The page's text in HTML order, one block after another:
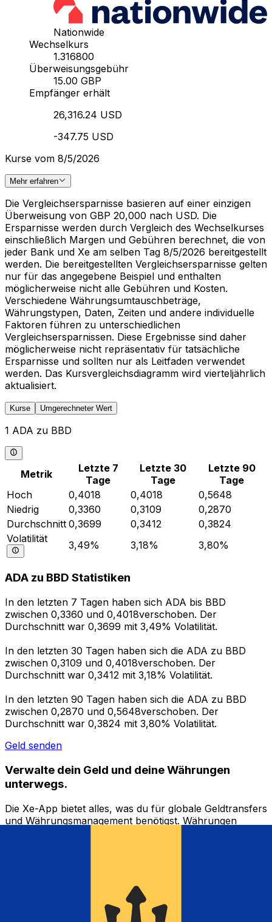
Nationwide
Wechselkurs
1.316800
Überweisungsgebühr
15.00 GBP
Empfänger erhält
26,316.24 USD
-347.75 USD
Kurse vom 8/5/2026
Mehr erfahren
Die Vergleichsersparnisse basieren auf einer einzigen
Überweisung von GBP 20,000 nach USD. Die
Ersparnisse werden durch Vergleich des Wechselkurses
einschließlich Margen und Gebühren berechnet, die von
jeder Bank und Xe am selben Tag 8/5/2026 bereitgestellt
werden. Die bereitgestellten Vergleichsersparnisse gelten
nur für das angegebene Beispiel und enthalten
möglicherweise nicht alle Gebühren und Kosten.
Verschiedene Währungsumtauschbeträge,
Währungstypen, Daten, Zeiten und andere individuelle
Faktoren führen zu unterschiedlichen
Vergleichsersparnissen. Diese Ergebnisse sind daher
möglicherweise nicht repräsentativ für tatsächliche
Ersparnisse und sollten nur als Leitfaden verwendet
werden. Das Kursvergleichsdiagramm wird vierteljährlich
aktualisiert.
Kurse Umgerechneter Wert
1 ADA zu BBD
Metrik
Letzte 7
Tage
Letzte 30
Tage
Letzte 90
Tage
Hoch
0,4018 0,4018
0,5648
Niedrig
0,3360 0,3109
0,2870
Durchschnitt 0,3699 0,3412
0,3824
Volatilität
3,49% 3,18% 3,80%
ADA zu BBD Statistiken
In den letzten 7 Tagen haben sich ADA bis BBD
zwischen 0,3360 und 0,4018verschoben. Der
Durchschnitt war 0,3699 mit 3,49% Volatilität.
In den letzten 30 Tagen haben sich die ADA zu BBD
zwischen 0,3109 und 0,4018verschoben. Der
Durchschnitt war 0,3412 mit 3,18% Volatilität.
In den letzten 90 Tagen haben sich die ADA zu BBD
zwischen 0,2870 und 0,5648verschoben. Der
Durchschnitt war 0,3824 mit 3,80% Volatilität.
Geld senden
Verwalte dein Geld und deine Währungen
unterwegs.
Die Xe-App bietet alles, was du für globale Geldtransfers
und Währungsmanagement benötigst. Währungen